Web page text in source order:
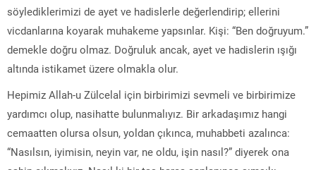
söylediklerimizi de ayet ve hadislerle değerlendirip; ellerini
vicdanlarına koyarak muhakeme yapsınlar. Kişi: “Ben doğruyum.”
demekle doğru olmaz. Doğruluk ancak, ayet ve hadislerin ışığı
altında istikamet üzere olmakla olur.
Hepimiz Allah-u Zülcelal için birbirimizi sevmeli ve birbirimize
yardımcı olup, nasihatte bulunmalıyız. Bir arkadaşımız hangi
cemaatten olursa olsun, yoldan çıkınca, muhabbeti azalınca:
“Nasılsın, iyimisin, neyin var, ne oldu, işin nasıl?” diyerek ona